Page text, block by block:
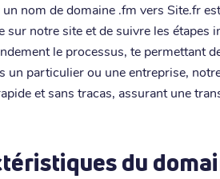
nom de domaine .fm vers Site.fr
sur notre site et de suivre les étapes
le processus, te permettant
un particulier ou une entreprise,
et sans tracas, assurant une
du